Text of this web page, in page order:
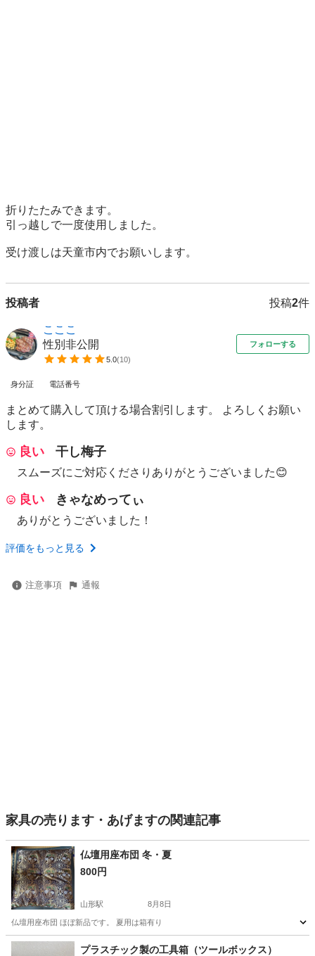
折りたたみできます。
引っ越しで一度使用しました。
受け渡しは天童市内でお願いします。
投稿者 投稿2件
こここ
性別非公開
5.0(10)
フォローする
身分証 電話番号
まとめて購入して頂ける場合割引します。 よろしくお願い
します。
良い 干し梅子
スムーズにご対応くださりありがとうございました😊
良い きゃなめってぃ
ありがとうございました！
評価をもっと見る
注意事項 通報
家具の売ります・あげますの関連記事
仏壇用座布団 冬・夏
800円
山形駅 8月8日
仏壇用座布団 ほぼ新品です。 夏用は箱有り
山形 山形市 山形駅 その他
プラスチック製の工具箱（ツールボックス）